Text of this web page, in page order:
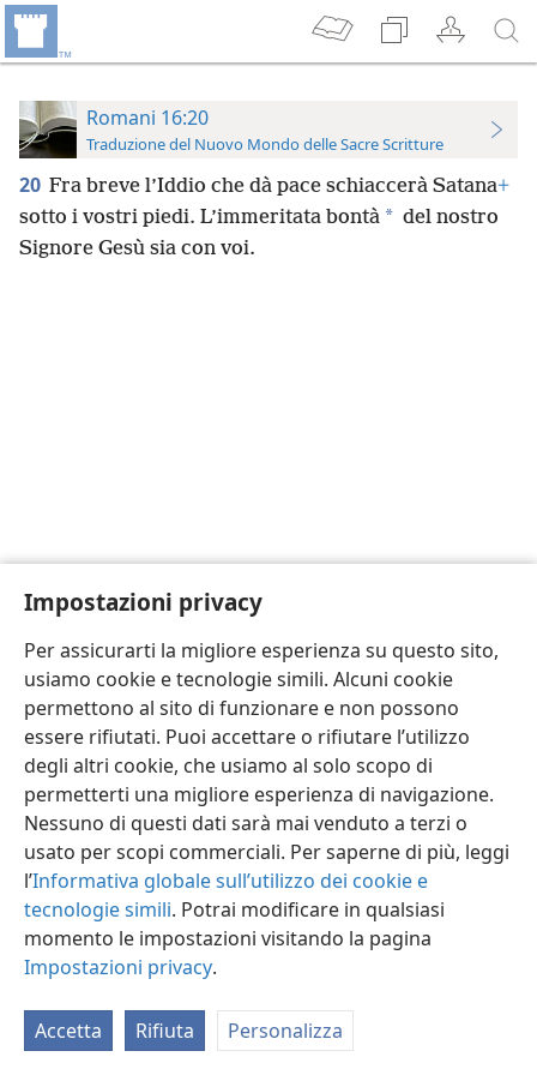
Impostazioni privacy
Per assicurarti la migliore esperienza su questo sito,
usiamo cookie e tecnologie simili. Alcuni cookie
permettono al sito di funzionare e non possono
essere rifiutati. Puoi accettare o rifiutare l’utilizzo
degli altri cookie, che usiamo al solo scopo di
permetterti una migliore esperienza di navigazione.
Nessuno di questi dati sarà mai venduto a terzi o
usato per scopi commerciali. Per saperne di più, leggi
l’Informativa globale sull’utilizzo dei cookie e
tecnologie simili. Potrai modificare in qualsiasi
momento le impostazioni visitando la pagina
Impostazioni privacy.
Accetta Rifiuta Personalizza
Romani 16:20
Traduzione del Nuovo Mondo delle Sacre Scritture
20 Fra breve l’Iddio che dà pace schiaccerà Satana+
sotto i vostri piedi. L’immeritata bontà * del nostro
Signore Gesù sia con voi.
Italiano
Copyright © 2026 Watch Tower Bible and Tract Society of Pennsylvania
JW.ORG
Accedi